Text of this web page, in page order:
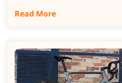
Read More